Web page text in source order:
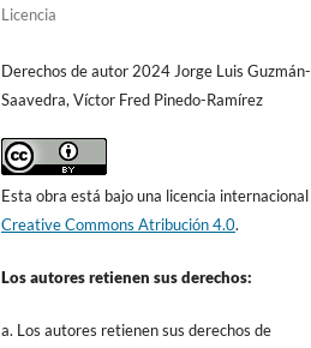
Licencia
Derechos de autor 2024 Jorge Luis Guzmán-
Saavedra, Víctor Fred Pinedo-Ramírez
Esta obra está bajo una licencia internacional
Creative Commons Atribución 4.0.
Los autores retienen sus derechos:
a. Los autores retienen sus derechos de